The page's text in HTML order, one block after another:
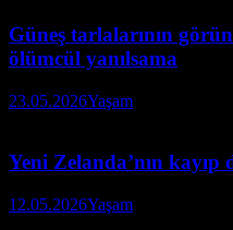
Güneş tarlalarının
ölümcül yanılsama
23.05.2026Yaşam
Yeni Zelanda’nın
12.05.2026Yaşam